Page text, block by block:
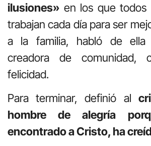
ilusiones» en los que todos
trabajan cada día para ser
a la familia, habló de ella
creadora de comunidad,
felicidad.
Para terminar, definió al
hombre de alegría
encontrado a Cristo, ha